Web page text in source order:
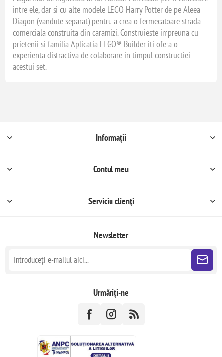
intre ele, dar si cu alte modele LEGO Harry Potter de pe Aleea
Diagon (vandute separat) pentru a crea o fermecatoare strada
comerciala construita din caramizi. Construieste impreuna cu
prietenii si familia Aplicatia LEGO® Builder iti ofera o
experienta distractiva de colaborare in timpul constructiei
acestui set.
Informații
Contul meu
Serviciu clienți
Newsletter
Urmăriți-ne